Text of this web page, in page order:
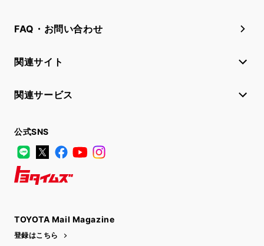
FAQ・お問い合わせ
関連サイト
関連サービス
公式SNS
LINE
X FacebookYouTube
TOYOTA Mail Magazine
登録はこちら